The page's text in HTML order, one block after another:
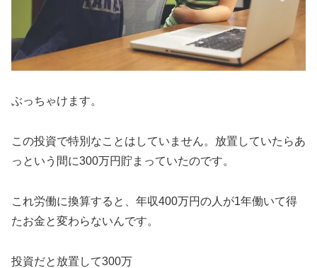
ぶっちゃけます。
この投資で特別なことはしていません。放置していたらあ
っという間に300万円貯まっていたのです。
これ労働に換算すると、年収400万円の人が1年働いて得
たお金と変わらないんです。
投資だと放置して300万